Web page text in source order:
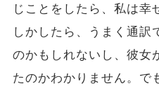
じことをしたら、私は幸
しかしたら、うまく通訳
のかもしれないし、彼女
たのかわかりません。で